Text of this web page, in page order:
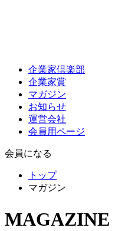
企業家倶楽部
企業家賞
マガジン
お知らせ
運営会社
会員用ページ
会員になる
トップ
マガジン
MAGAZINE